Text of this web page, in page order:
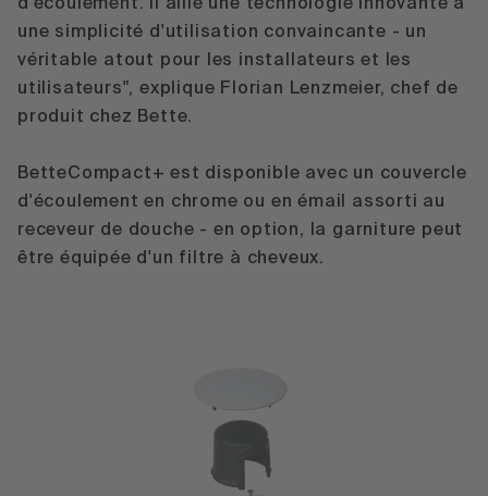
d'écoulement. Il allie une technologie innovante à
une simplicité d'utilisation convaincante - un
véritable atout pour les installateurs et les
utilisateurs", explique Florian Lenzmeier, chef de
produit chez Bette.
BetteCompact+ est disponible avec un couvercle
d'écoulement en chrome ou en émail assorti au
receveur de douche - en option, la garniture peut
être équipée d'un filtre à cheveux.